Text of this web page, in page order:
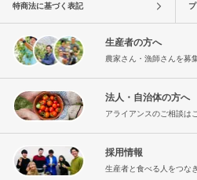
特商法に基づく表記
生産者の方へ
農家さん・漁師さんを募
法人・自治体の方へ
アライアンスのご相談は
採用情報
生産者と食べる人をつな